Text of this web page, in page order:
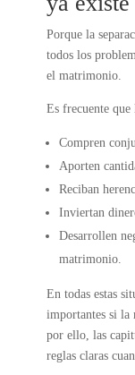
Porque la
todos los
el matrimonio.
Es frecuente que
Compren
Aporten
Reciban
Inviertan
Desarrollen
matrimonio.
En todas estas
importantes si la
por ello, las
reglas claras